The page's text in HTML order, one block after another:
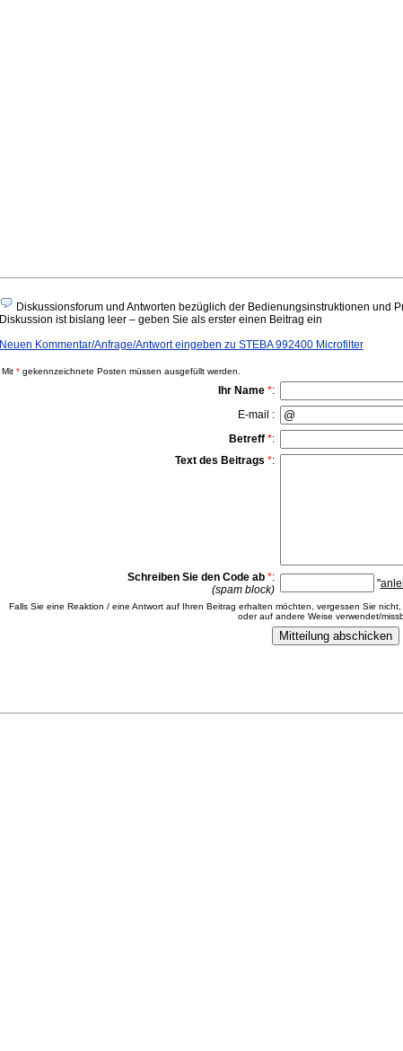
Diskussionsforum und Antworten bezüglich der Bedienungsinstruktionen und
Diskussion ist bislang leer – geben Sie als erster einen Beitrag ein
Neuen Kommentar/Anfrage/Antwort eingeben zu STEBA 992400 Microfilter
Mit *gekennzeichnete Posten müssen ausgefüllt werden.
Ihr Name *:
E-mail :
Betreff *:
Text des Beitrags *:
Schreiben Sie den Code ab *:
(spam block)
"
Falls Sie eine Reaktion / eine Antwort auf Ihren Beitrag erhalten möchten, vergessen Sie
oder auf andere Weise verwendet/